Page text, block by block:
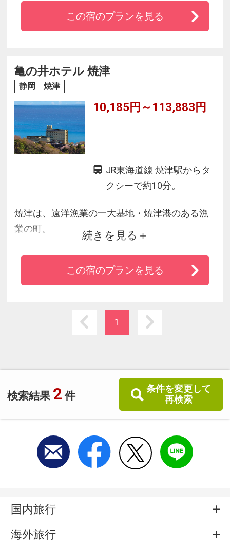
検索結果 2 件
条件を変更して
再検索
◇露天風呂はもちろんロビーや全客室からも富
士山・伊豆半島・駿河湾を一望
この宿のプランを見る
亀の井ホテル 焼津
静岡 焼津
10,185円～113,883円
JR東海道線 焼津駅からタ
クシーで約10分。
焼津は、遠洋漁業の一大基地・焼津港のある漁
業の町。
当ホテルは高台に位置し、眼下には駿河湾や市
街の広がりを見渡せます。
夜には、煌めく市街の夜景をご覧いただけま
続きを見る
この宿のプランを見る
1
国内旅行
海外旅行